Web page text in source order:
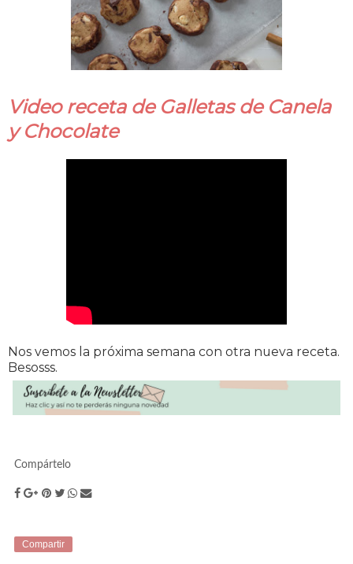
Video receta de Galletas de Canela
y Chocolate
Nos vemos la próxima semana con otra nueva receta.
Besosss.
Compártelo
Compartir